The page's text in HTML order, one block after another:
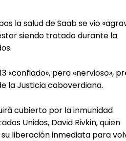
la salud de Saab se vio
siendo tratado durante la
«confiado», pero «nervioso»,
la Justicia caboverdiana.
cubierto por la inmunidad
Unidos, David Rivkin, quien
liberación inmediata para